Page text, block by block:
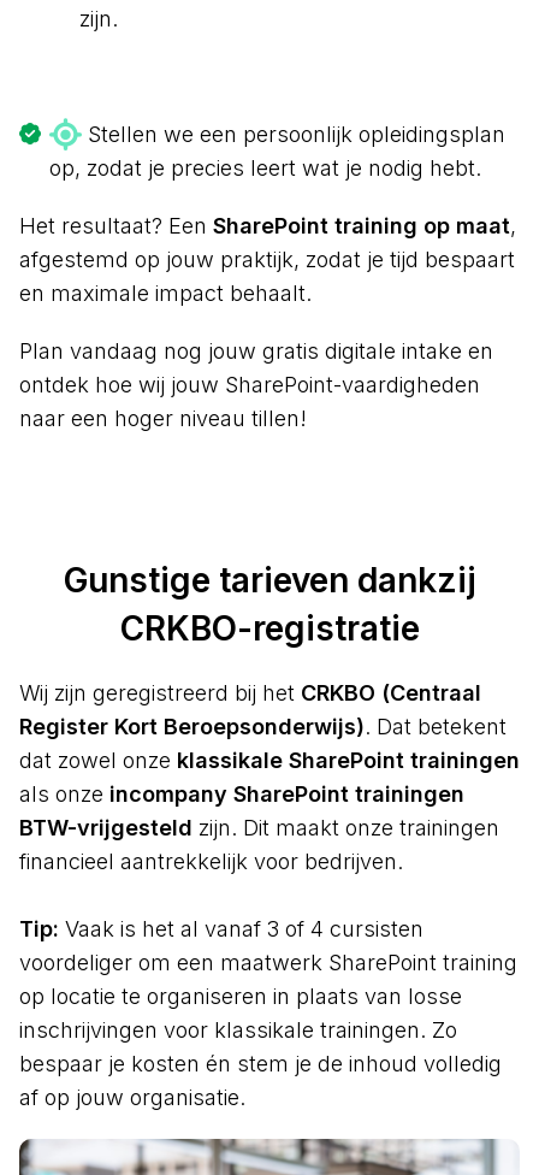
zijn.
Stellen we een persoonlijk opleidingsplan
op, zodat je precies leert wat je nodig hebt.
Het resultaat? Een SharePoint training op maat,
afgestemd op jouw praktijk, zodat je tijd bespaart
en maximale impact behaalt.
Plan vandaag nog jouw gratis digitale intake en
ontdek hoe wij jouw SharePoint-vaardigheden
naar een hoger niveau tillen!
Gunstige tarieven dankzij
CRKBO-registratie
Wij zijn geregistreerd bij het CRKBO (Centraal
Register Kort Beroepsonderwijs). Dat betekent
dat zowel onze klassikale SharePoint trainingen
als onze incompany SharePoint trainingen
BTW-vrijgesteld zijn. Dit maakt onze trainingen
financieel aantrekkelijk voor bedrijven.
Tip: Vaak is het al vanaf 3 of 4 cursisten
voordeliger om een maatwerk SharePoint training
op locatie te organiseren in plaats van losse
inschrijvingen voor klassikale trainingen. Zo
bespaar je kosten én stem je de inhoud volledig
af op jouw organisatie.